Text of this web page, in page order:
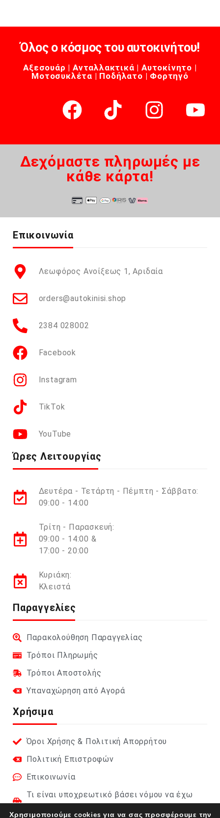
Όλος ο κόσμος του αυτοκινήτου!
Αξεσουάρ | Ανταλλακτικά | Αυτοκίνητο |
Μοτοσυκλέτα | Ποδήλατο | Φορτηγό
Δεχόμαστε πληρωμές με
κάθε κάρτα!
Επικοινωνία
Λεωφόρος Ανοίξεως 1, Αριδαία
orders@autokinisi.shop
2384 028002
Facebook
Instagram
TikTok
YouTube
Ώρες Λειτουργίας
Δευτέρα - Τετάρτη - Πέμπτη - Σάββατο:
09:00 - 14:00
Τρίτη - Παρασκευή:
09:00 - 14:00 &
17:00 - 20:00
Κυριάκη:
Κλειστά
Παραγγελίες
Παρακολούθηση Παραγγελίας
Τρόποι Πληρωμής
Τρόποι Αποστολής
Υπαναχώρηση από Αγορά
Χρήσιμα
Όροι Χρήσης & Πολιτική Απορρήτου
Πολιτική Επιστροφών
Επικοινωνία
Τι είναι υποχρεωτικό βάσει νόμου να έχω
στο αυτοκίνητο;
Χρησιμοποιούμε cookies για να σας προσφέρουμε την